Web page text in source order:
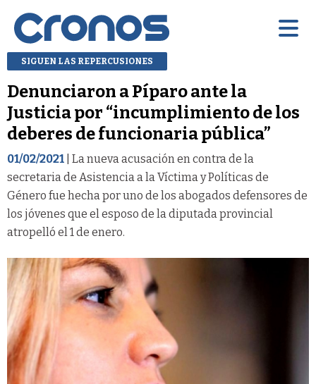
SIGUEN LAS REPERCUSIONES
Denunciaron a Píparo ante la
Justicia por “incumplimiento de los
deberes de funcionaria pública”
01/02/2021 | La nueva acusación en contra de la
secretaria de Asistencia a la Víctima y Políticas de
Género fue hecha por uno de los abogados defensores de
los jóvenes que el esposo de la diputada provincial
atropelló el 1 de enero.